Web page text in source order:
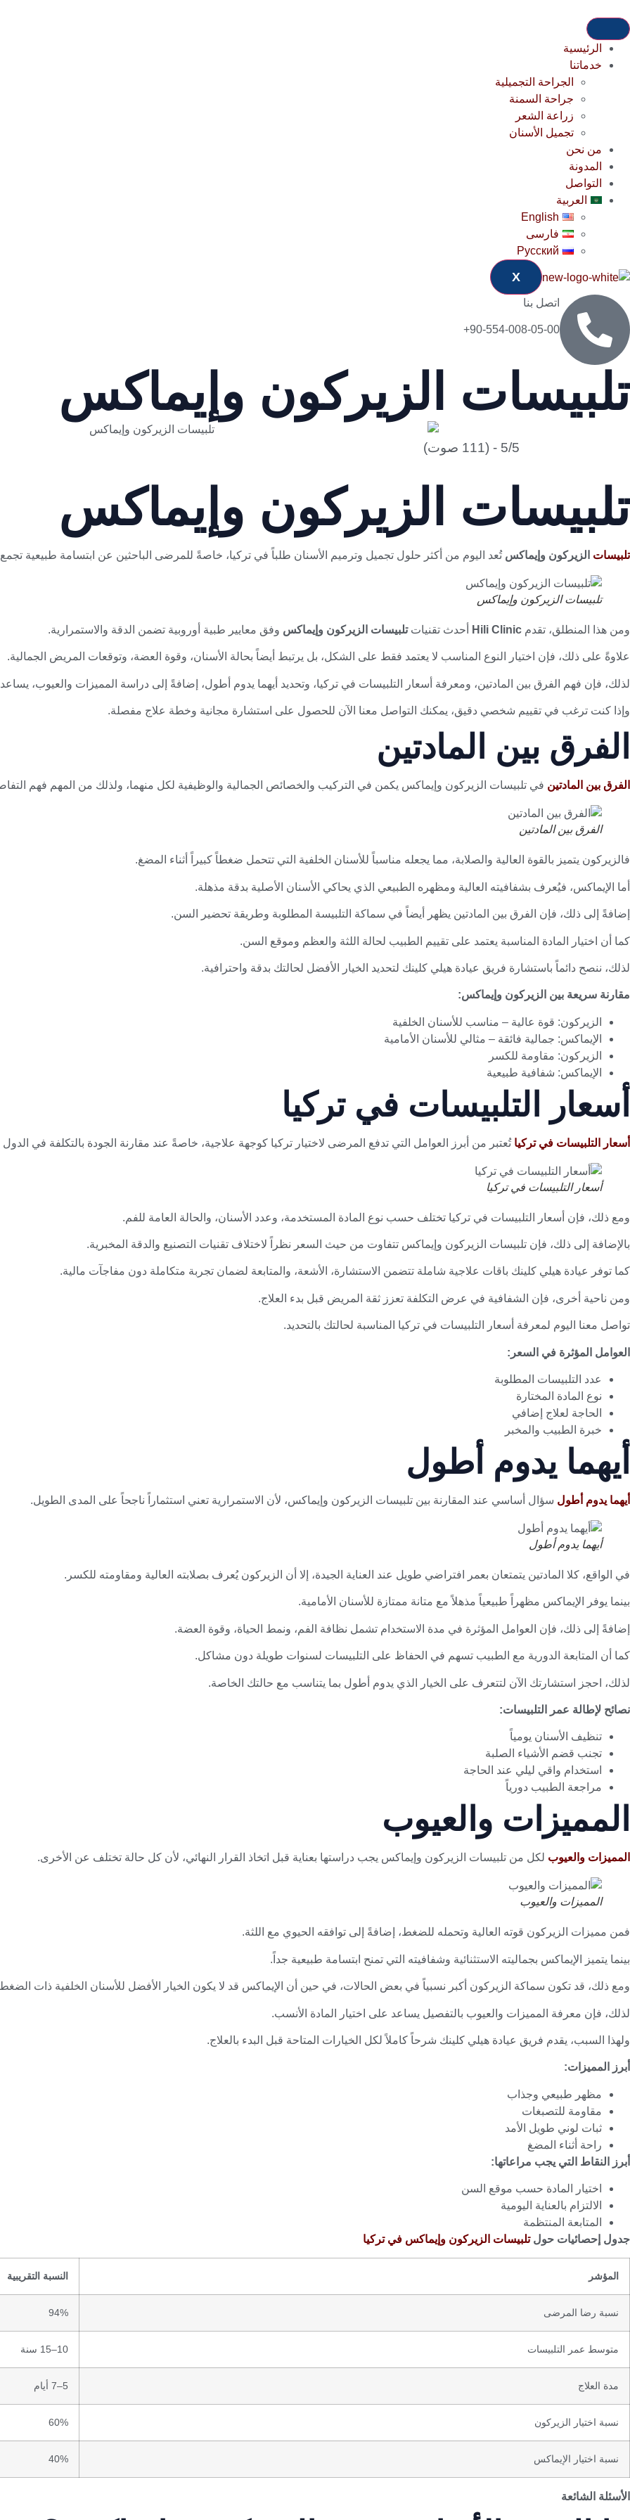
الرئيسية
خدماتنا
الجراحة التجميلية
جراحة السمنة
زراعة الشعر
تجميل الأسنان
من نحن
المدونة
التواصل
العربية
English
فارسی
Русский
X
اتصل بنا
90-554-008-05-00+
تلبيسات الزيركون وإيماكس
5/5 - (111 صوت)
تلبيسات الزيركون وإيماكس
تلبيسات الزيركون وإيماكس تُعد اليوم من أكثر حلول تجميل وترميم الأسنان طلباً في تركيا، خاصةً للمرضى الباحثين عن ابتسامة طبيعية تجمع
تلبيسات الزيركون وإيماكس
ومن هذا المنطلق، تقدم Hili Clinic أحدث تقنياتتلبيسات الزيركون وإيماكس وفق معايير طبية أوروبية تضمن الدقة والاستمرارية.
علاوةً على ذلك، فإن اختيار النوع المناسب لا يعتمد فقط على الشكل، بل يرتبط أيضاً بحالة الأسنان، وقوة العضة، وتوقعات المريض الجمالية.
لذلك، فإن فهم الفرق بين المادتين، ومعرفة أسعار التلبيسات في تركيا، وتحديد أيهما يدوم أطول، إضافةً إلى دراسة المميزات والعيوب،
وإذا كنت ترغب في تقييم شخصي دقيق، يمكنك التواصل معنا الآن للحصول على استشارة مجانية وخطة علاج مفصلة.
الفرق بين المادتين
الفرق بين المادتين في تلبيسات الزيركون وإيماكس يكمن في التركيب والخصائص الجمالية والوظيفية لكل منهما، ولذلك من المهم فهم
الفرق بين المادتين
فالزيركون يتميز بالقوة العالية والصلابة، مما يجعله مناسباً للأسنان الخلفية التي تتحمل ضغطاً كبيراً أثناء المضغ.
أما الإيماكس، فيُعرف بشفافيته العالية ومظهره الطبيعي الذي يحاكي الأسنان الأصلية بدقة مذهلة.
إضافةً إلى ذلك، فإن الفرق بين المادتين يظهر أيضاً في سماكة التلبيسة المطلوبة وطريقة تحضير السن.
كما أن اختيار المادة المناسبة يعتمد على تقييم الطبيب لحالة اللثة والعظم وموقع السن.
لذلك، ننصح دائماً باستشارة فريق عيادة هيلي كلينك لتحديد الخيار الأفضل لحالتك بدقة واحترافية.
مقارنة سريعة بين الزيركون وإيماكس:
الزيركون: قوة عالية – مناسب للأسنان الخلفية
الإيماكس: جمالية فائقة – مثالي للأسنان الأمامية
الزيركون: مقاومة للكسر
الإيماكس: شفافية طبيعية
أسعار التلبيسات في تركيا
أسعار التلبيسات في تركيا تُعتبر من أبرز العوامل التي تدفع المرضى لاختيار تركيا كوجهة علاجية، خاصةً عند مقارنة الجودة بالتكلفة في الدول
أسعار التلبيسات في تركيا
ومع ذلك، فإن أسعار التلبيسات في تركيا تختلف حسب نوع المادة المستخدمة، وعدد الأسنان، والحالة العامة للفم.
بالإضافة إلى ذلك، فإن تلبيسات الزيركون وإيماكس تتفاوت من حيث السعر نظراً لاختلاف تقنيات التصنيع والدقة المخبرية.
كما توفر عيادة هيلي كلينك باقات علاجية شاملة تتضمن الاستشارة، الأشعة، والمتابعة لضمان تجربة متكاملة دون مفاجآت مالية.
ومن ناحية أخرى، فإن الشفافية في عرض التكلفة تعزز ثقة المريض قبل بدء العلاج.
تواصل معنا اليوم لمعرفة أسعار التلبيسات في تركيا المناسبة لحالتك بالتحديد.
العوامل المؤثرة في السعر :
عدد التلبيسات المطلوبة
نوع المادة المختارة
الحاجة لعلاج إضافي
خبرة الطبيب والمخبر
أيهما يدوم أطول
أيهما يدوم أطول سؤال أساسي عند المقارنة بين تلبيسات الزيركون وإيماكس، لأن الاستمرارية تعني استثماراً ناجحاً على المدى الطويل.
أيهما يدوم أطول
في الواقع، كلا المادتين يتمتعان بعمر افتراضي طويل عند العناية الجيدة، إلا أن الزيركون يُعرف بصلابته العالية ومقاومته للكسر.
بينما يوفر الإيماكس مظهراً طبيعياً مذهلاً مع متانة ممتازة للأسنان الأمامية.
إضافةً إلى ذلك، فإن العوامل المؤثرة في مدة الاستخدام تشمل نظافة الفم، ونمط الحياة، وقوة العضة.
كما أن المتابعة الدورية مع الطبيب تسهم في الحفاظ على التلبيسات لسنوات طويلة دون مشاكل.
لذلك، احجز استشارتك الآن لتتعرف على الخيار الذي يدوم أطول بما يتناسب مع حالتك الخاصة.
نصائح لإطالة عمر التلبيسات:
تنظيف الأسنان يومياً
تجنب قضم الأشياء الصلبة
استخدام واقي ليلي عند الحاجة
مراجعة الطبيب دورياً
المميزات والعيوب
المميزات والعيوب لكل من تلبيسات الزيركون وإيماكس يجب دراستها بعناية قبل اتخاذ القرار النهائي، لأن كل حالة تختلف عن الأخرى.
المميزات والعيوب
فمن مميزات الزيركون قوته العالية وتحمله للضغط، إضافةً إلى توافقه الحيوي مع اللثة.
بينما يتميز الإيماكس بجماليته الاستثنائية وشفافيته التي تمنح ابتسامة طبيعية جداً.
ومع ذلك، قد تكون سماكة الزيركون أكبر نسبياً في بعض الحالات، في حين أن الإيماكس قد لا يكون الخيار الأفضل للأسنان الخلفية ذات الضغط
لذلك، فإن معرفة المميزات والعيوب بالتفصيل يساعد على اختيار المادة الأنسب.
ولهذا السبب، يقدم فريق عيادة هيلي كلينك شرحاً كاملاً لكل الخيارات المتاحة قبل البدء بالعلاج.
أبرز المميزات:
مظهر طبيعي وجذاب
مقاومة للتصبغات
ثبات لوني طويل الأمد
راحة أثناء المضغ
أبرز النقاط التي يجب مراعاتها:
اختيار المادة حسب موقع السن
الالتزام بالعناية اليومية
المتابعة المنتظمة
جدول إحصائيات حولتلبيسات الزيركون وإيماكس في تركيا
المؤشر النسبة التقريبية
نسبة رضا المرضى 94%
متوسط عمر التلبيسات 10–15 سنة
مدة العلاج 5–7 أيام
نسبة اختيار الزيركون 60%
نسبة اختيار الإيماكس 40%
الأسئلة الشائعة